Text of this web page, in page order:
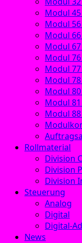
Modul
Modul
Modul
Modul
Modul
Modul
Modul
Modul
Modul
Modul
Rollmaterial
Division
Division
Division
Steuerung
Analog
Digital
Digital-
News